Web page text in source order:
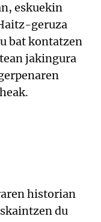
eskuekin
geruza
bat kontatzen
jakingura
historian
du